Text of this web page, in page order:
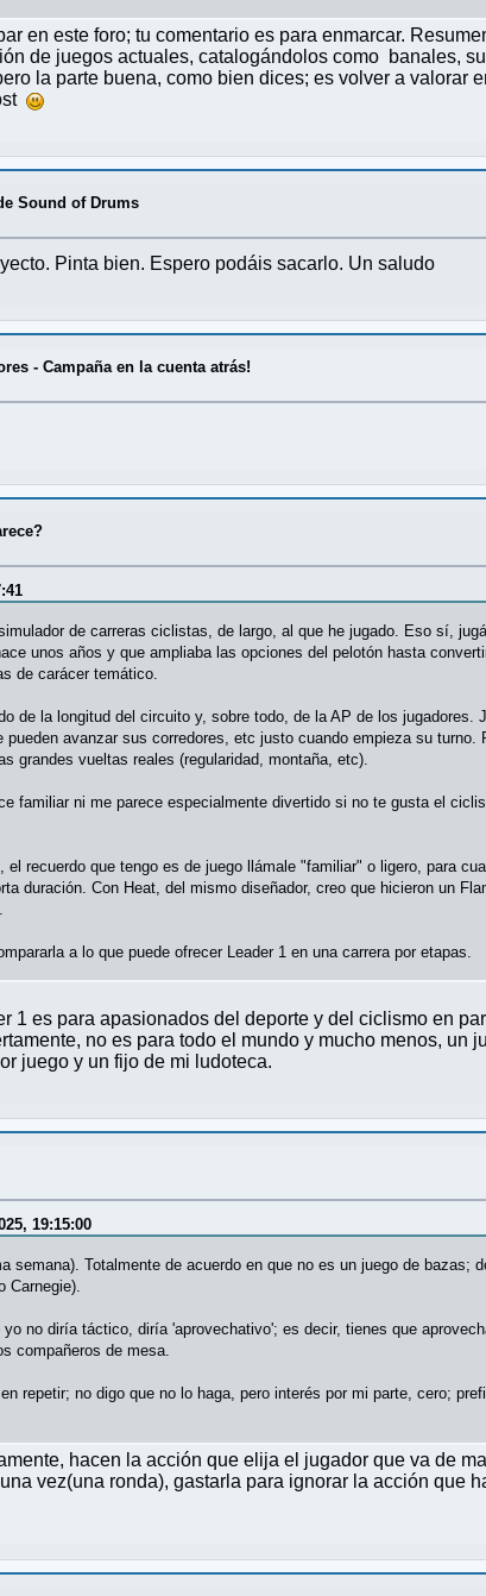
en este foro; tu comentario es para enmarcar.
de juegos actuales, catalogándolos como banales,
la parte buena, como bien dices; es volver a valorar
Sound of Drums
Pinta bien. Espero podáis sacarlo. Un saludo
- Campaña en la cuenta atrás!
de carreras ciclistas, de largo, al que he jugado. Eso sí,
unos años y que ampliaba las opciones del pelotón hasta
de carácer temático.
de la longitud del circuito y, sobre todo, de la AP de los
avanzar sus corredores, etc justo cuando empieza su turno.
grandes vueltas reales (regularidad, montaña, etc).
familiar ni me parece especialmente divertido si no te gusta el
recuerdo que tengo es de juego llámale "familiar" o ligero, para
duración. Con Heat, del mismo diseñador, creo que hicieron un
a lo que puede ofrecer Leader 1 en una carrera por etapas.
1 es para apasionados del deporte y del ciclismo en
no es para todo el mundo y mucho menos, un
juego y un fijo de mi ludoteca.
19:15:00
semana). Totalmente de acuerdo en que no es un juego de bazas;
Carnegie).
no diría táctico, diría 'aprovechativo'; es decir, tienes que
compañeros de mesa.
repetir; no digo que no lo haga, pero interés por mi parte, cero;
hacen la acción que elija el jugador que va de
vez(una ronda), gastarla para ignorar la acción que